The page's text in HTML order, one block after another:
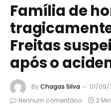
Família de
Freitas
após o
ByChagas Silva 01/09/
Nenhum comentário
2